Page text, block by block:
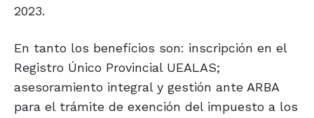
2023.
En tanto los beneficios son: inscripción en el
Registro Único Provincial UEALAS;
asesoramiento integral y gestión ante ARBA
para el trámite de exención del impuesto a los